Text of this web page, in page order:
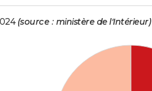
(source : ministère de l'Intérieur)